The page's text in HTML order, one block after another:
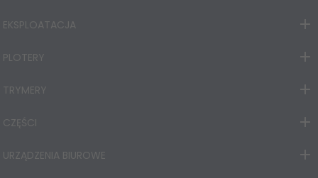
EKSPLOATACJA
PLOTERY
TRYMERY
CZĘŚCI
URZĄDZENIA BIUROWE